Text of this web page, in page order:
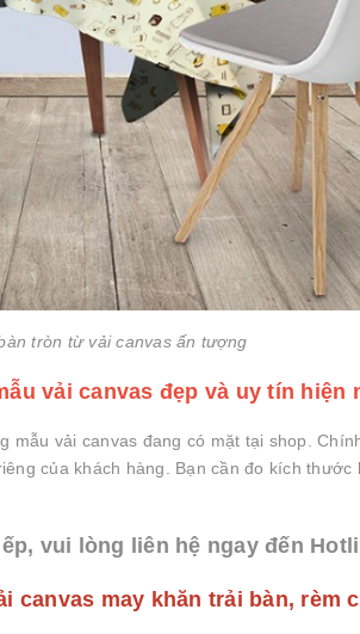
tròn từ vải canvas ấn tượng
vải canvas đẹp và uy tín hiện
mẫu vải canvas đang có mặt tại shop.
của khách hàng. Bạn cần đo kích
vui lòng liên hệ ngay đến
canvas may khăn trải bàn, rèm